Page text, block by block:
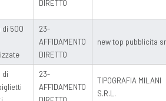
DIRETTO
di 500
23-
AFFIDAMENTO
DIRETTO
new top pubblicita
di
23-
AFFIDAMENTO
TIPOGRAFIA MILANI
S.R.L.